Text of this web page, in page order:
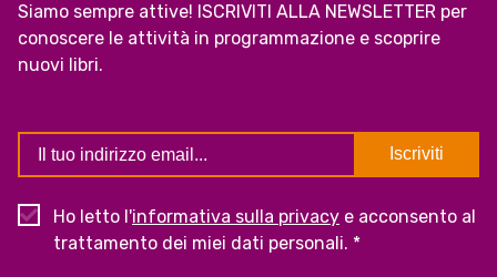
Siamo sempre attive! ISCRIVITI ALLA NEWSLETTER per
conoscere le attività in programmazione e scoprire
nuovi libri.
Ho letto l'informativa sulla privacy e acconsento al
trattamento dei miei dati personali. *